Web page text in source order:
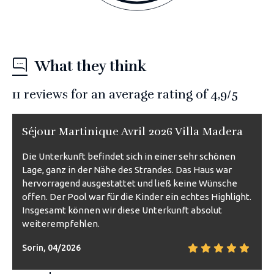
What they think
11 reviews for an average rating of4,9/5
Séjour Martinique Avril 2026 Villa Madera
Die Unterkunft befindet sich in einer sehr schönen
Lage, ganz in der Nähe des Strandes. Das Haus war
hervorragend ausgestattet und ließ keine Wünsche
offen. Der Pool war für die Kinder ein echtes Highlight.
Insgesamt können wir diese Unterkunft absolut
weiterempfehlen.
Sorin, 04/2026